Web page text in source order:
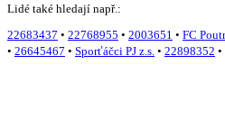
Lidé také hledají např.:
22683437 • 22768955 • 2003651 • FC
• 26645467 • Sporťáčci PJ z.s. • 22898352 •